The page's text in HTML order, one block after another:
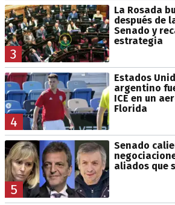
3
La Rosada
después de
Senado y
estrategia
4
Estados
argentino
ICE en un
Florida
5
Senado
aliados que